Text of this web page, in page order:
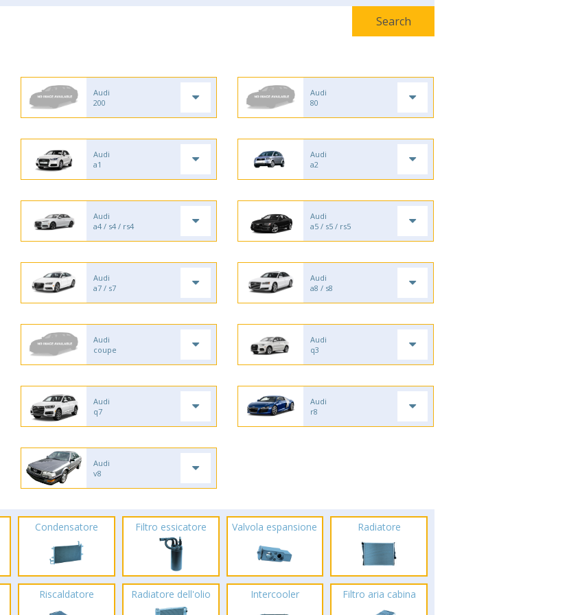
Audi
200
Audi
80
Audi
a1
Audi
a2
Audi
a4 / s4 / rs4
Audi
a5 / s5 / rs5
Audi
a7 / s7
Audi
a8 / s8
Audi
coupe
Audi
q3
Audi
q7
Audi
r8
Audi
v8
Condensatore Filtro essicatore Valvola espansione Radiatore
Riscaldatore Radiatore dell'olio Intercooler Filtro aria cabina